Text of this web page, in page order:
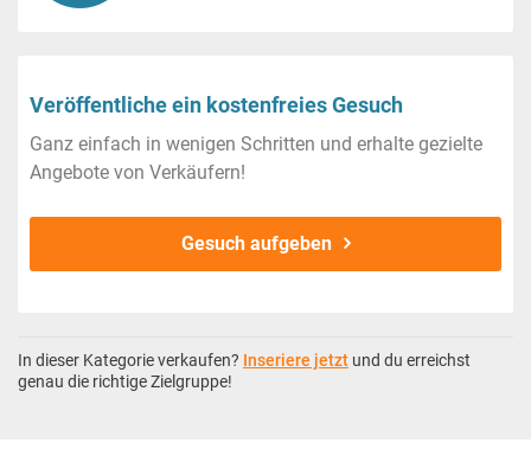
Veröffentliche ein kostenfreies Gesuch
Ganz einfach in wenigen Schritten und erhalte gezielte
Angebote von Verkäufern!
Gesuch aufgeben
In dieser Kategorie verkaufen? Inseriere jetzt und du erreichst
genau die richtige Zielgruppe!